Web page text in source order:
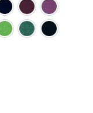
donkerblauw
iris heide
lime groen